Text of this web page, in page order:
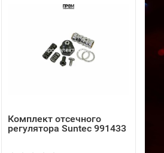
Комплект отсечного
регулятора Suntec 991433